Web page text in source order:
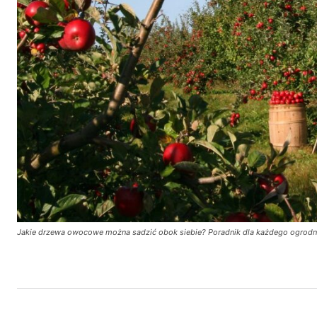
Jakie drzewa owocowe można sadzić obok siebie? Poradnik dla każdego